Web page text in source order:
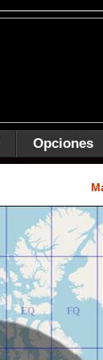
Opciones
EQ
ER
FQ
FR